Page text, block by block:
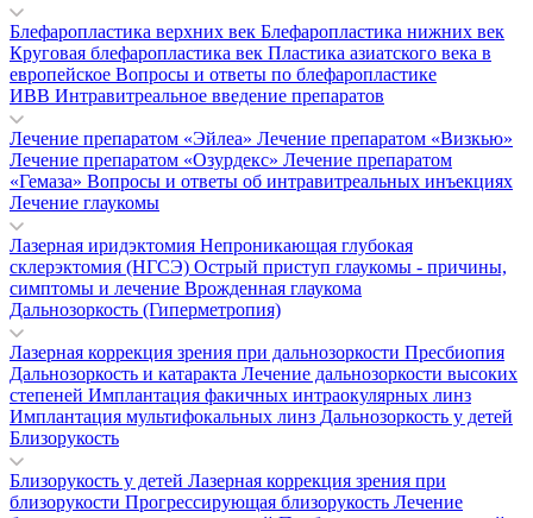
Блефаропластика верхних век Блефаропластика нижних век
Круговая блефаропластика век Пластика азиатского века в
европейское Вопросы и ответы по блефаропластике
ИВВ Интравитреальное введение препаратов
Лечение препаратом «Эйлеа» Лечение препаратом «Визкью»
Лечение препаратом «Озурдекс» Лечение препаратом
«Гемаза» Вопросы и ответы об интравитреальных инъекциях
Лечение глаукомы
Лазерная иридэктомия Непроникающая глубокая
склерэктомия (НГСЭ) Острый приступ глаукомы - причины,
симптомы и лечение Врожденная глаукома
Дальнозоркость (Гиперметропия)
Лазерная коррекция зрения при дальнозоркости Пресбиопия
Дальнозоркость и катаракта Лечение дальнозоркости высоких
степеней Имплантация факичных интраокулярных линз
Имплантация мультифокальных линз Дальнозоркость у детей
Близорукость
Близорукость у детей Лазерная коррекция зрения при
близорукости Прогрессирующая близорукость Лечение